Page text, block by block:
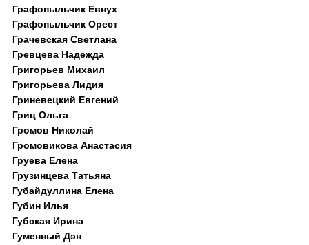
Графопыльчик Евнух
Графопыльчик Орест
Грачевская Светлана
Гревцева Надежда
Григорьев Михаил
Григорьева Лидия
Гриневецкий Евгений
Гриц Ольга
Громов Николай
Громовикова Анастасия
Груева Елена
Грузинцева Татьяна
Губайдуллина Елена
Губин Илья
Губская Ирина
Гуменный Дэн